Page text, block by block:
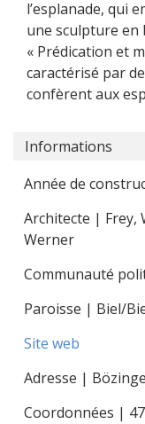
l’esplanade, qui
une sculpture en
« Prédication et
caractérisé par
confèrent aux
Informations
Année de
Architecte | Frey,
Werner
Communauté
Paroisse | Biel/
Site web
Adresse |
Coordonnées |